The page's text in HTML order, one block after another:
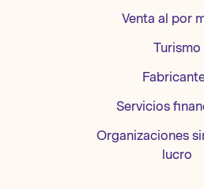
Venta al por
Turismo
Servicios
Organizaciones
lucro